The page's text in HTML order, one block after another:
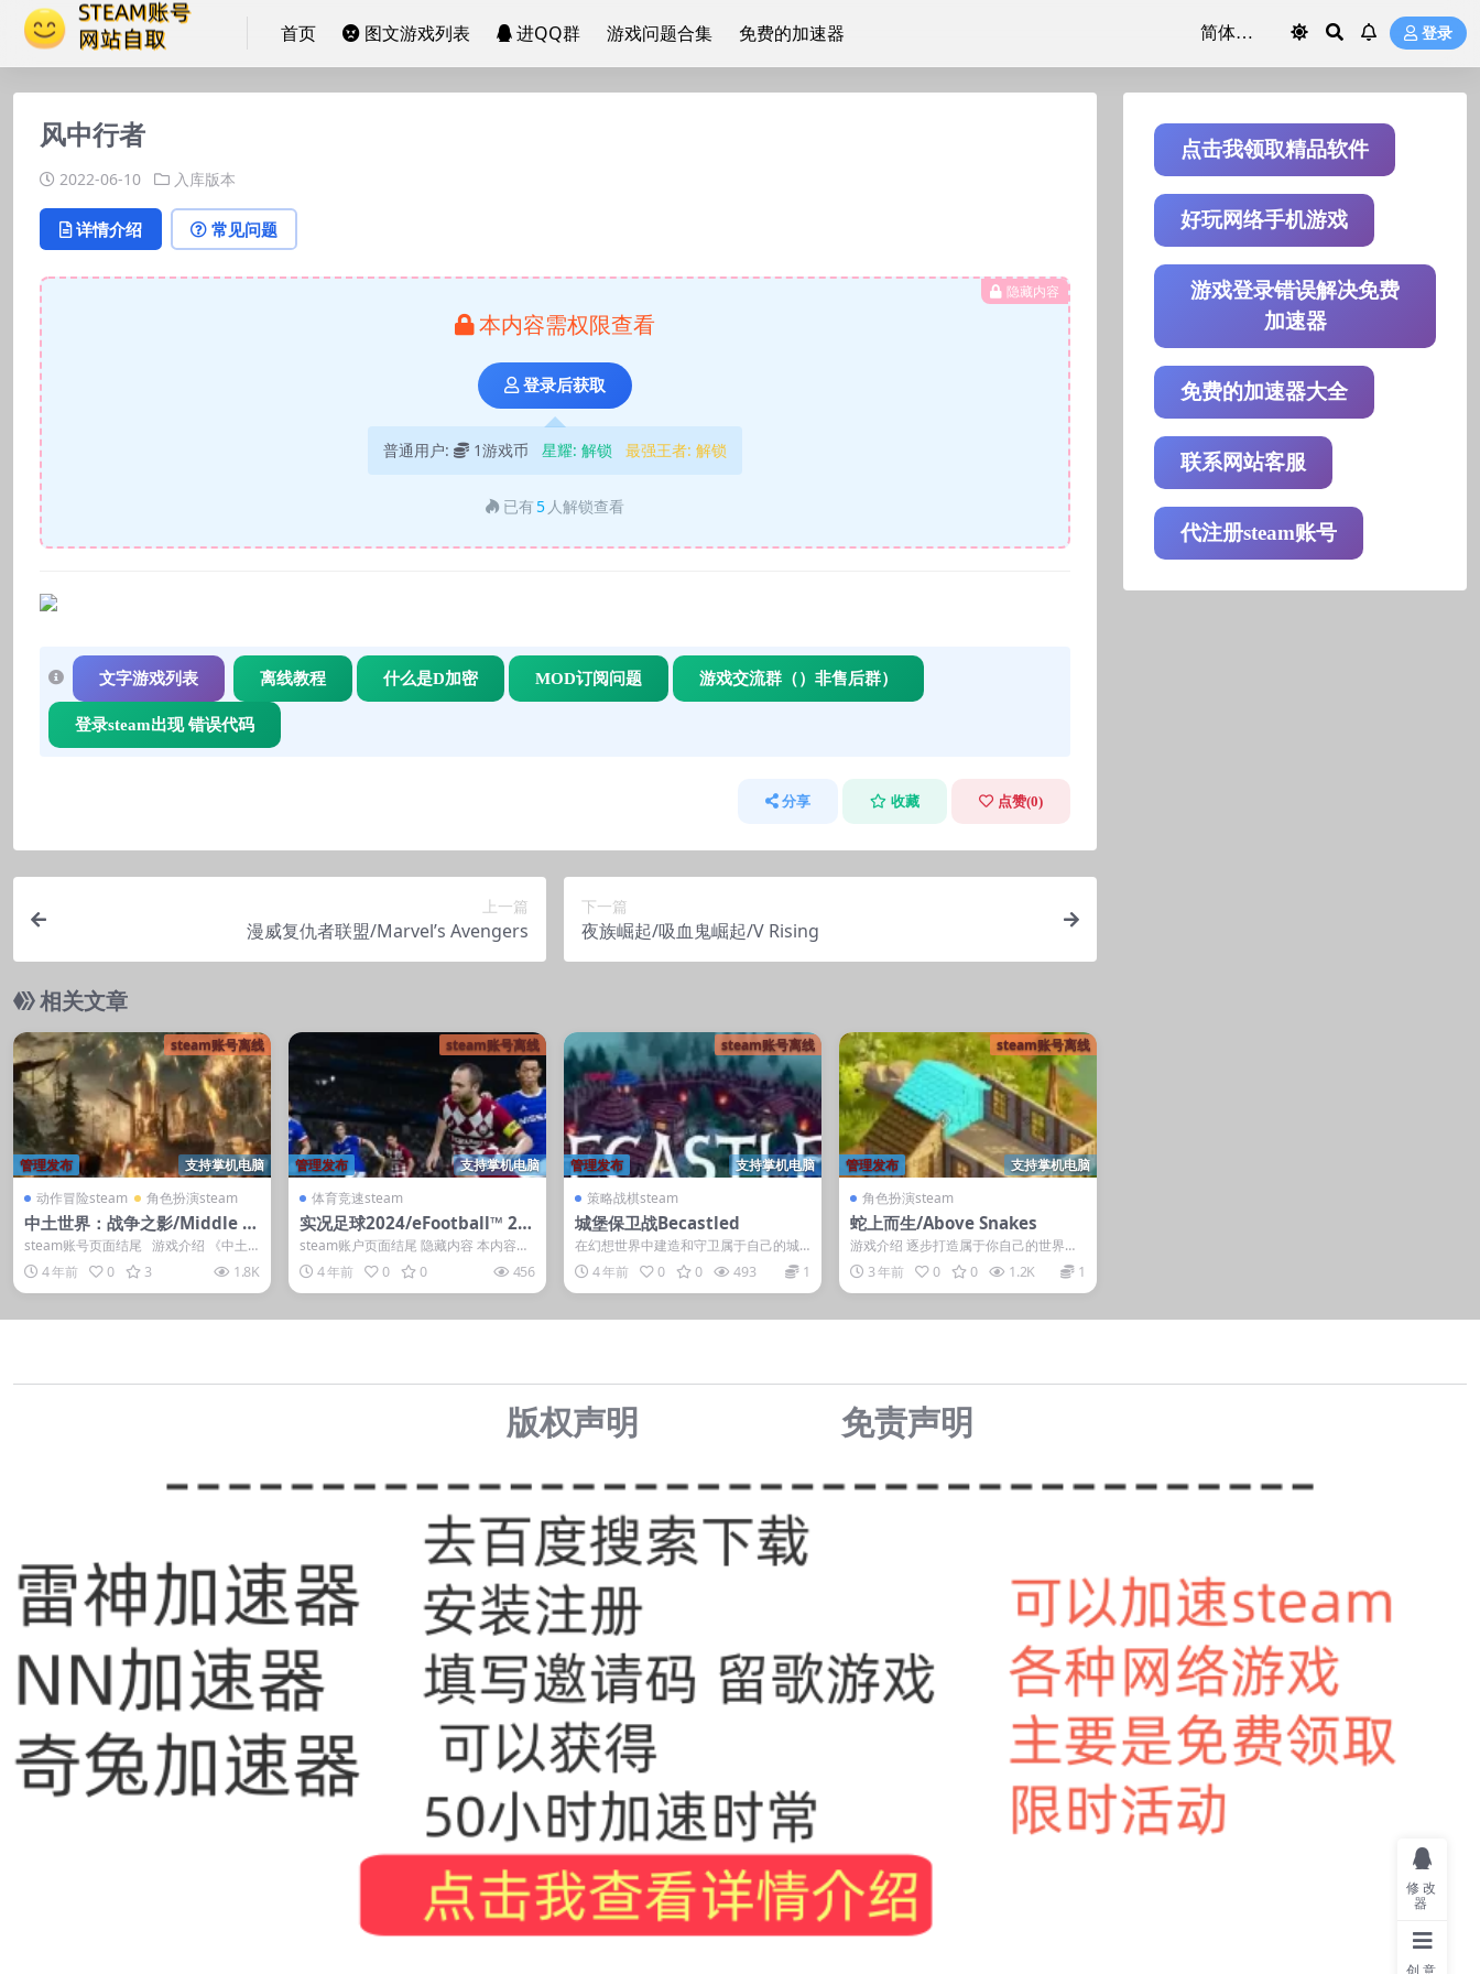
首页 图文游戏列表 进QQ群 游戏问题合集 免费的加速器 登录
风中行者
2022-06-10 入库版本
详情介绍 常见问题
隐藏内容
本内容需权限查看
登录后获取
普通用户: 1游戏币 星耀: 解锁 最强王者: 解锁
已有 5 人解锁查看
文字游戏列表 离线教程 什么是D加密 MOD订阅问题 游戏交流群（）非售后群）
登录steam出现 错误代码
分享 收藏 点赞(0)
上一篇
漫威复仇者联盟/Marvel’s Avengers
下一篇
夜族崛起/吸血鬼崛起/V Rising
相关文章
steam账号离线
支持掌机电脑
管理发布
动作冒险steam
角色扮演steam
中土世界：战争之影/Middle E
arth: Shadow of War
steam账号页面结尾 游戏介绍 《中土
世界：战争之影》是由华纳发...
4 年前 0 3 1.8K
steam账号离线
支持掌机电脑
管理发布
体育竞速steam
实况足球2024/eFootball™ 20
24
steam账户页面结尾 隐藏内容 本内容需
权限查看 登录后获取 普通用户: 1游...
4 年前 0 0 456
steam账号离线
支持掌机电脑
管理发布
策略战棋steam
城堡保卫战Becastled
在幻想世界中建造和守卫属于自己的城
堡吧！ 游戏介绍 《Becastled》是一款...
4 年前 0 0 493 1
steam账号离线
支持掌机电脑
管理发布
角色扮演steam
蛇上而生/Above Snakes
游戏介绍 逐步打造属于你自己的世界，
在这个受荒野西部启发的生存角色扮演
游戏中生...
3 年前 0 0 1.2K 1
点击我领取精品软件
好玩网络手机游戏
游戏登录错误解决免费
加速器
免费的加速器大全
联系网站客服
代注册steam账号
版权声明 免责声明
修改
器
创意